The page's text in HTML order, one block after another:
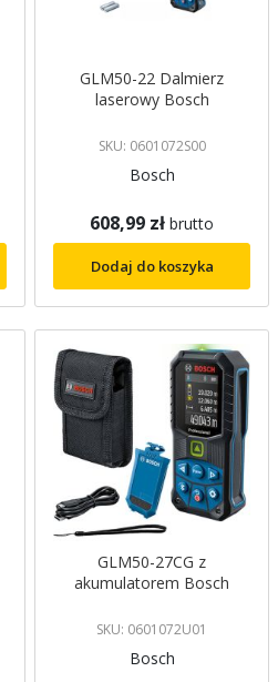
GLM50-22 Dalmierz
laserowy Bosch
SKU: 0601072S00
Bosch
608,99 zł brutto
Dodaj do koszyka
GLM50-27CG z
akumulatorem Bosch
SKU: 0601072U01
Bosch